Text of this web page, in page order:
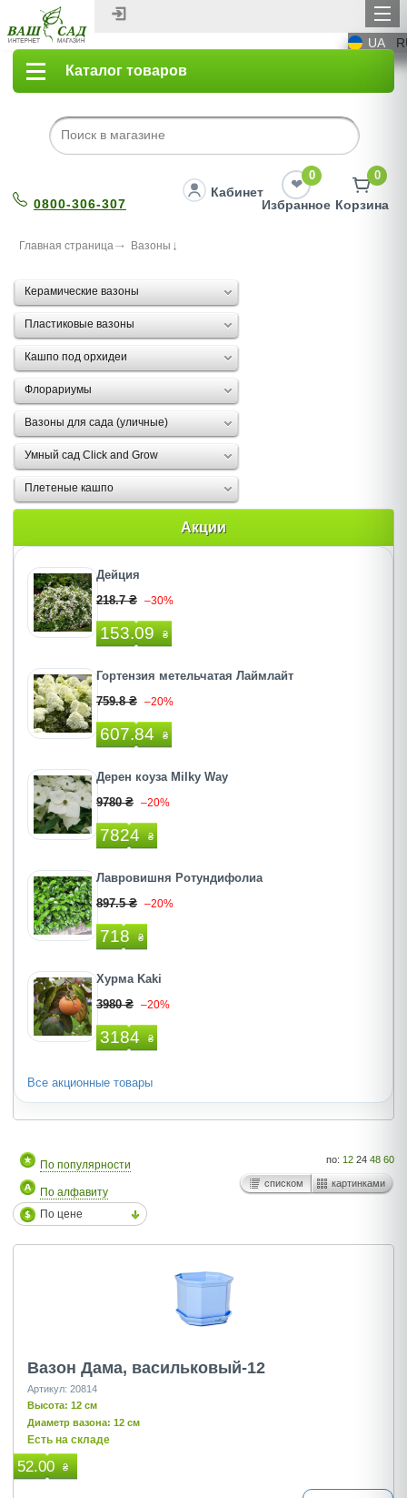
UA
Каталог товаров
0800-306-307
Кабинет
0
Избранное
0
Корзина
Главная страница Вазоны
Керамические вазоны
Пластиковые вазоны
Кашпо под орхидеи
Флорариумы
Вазоны для сада (уличные)
Умный сад Click and Grow
Плетеные кашпо
Акции
Дейция
218.7 ₴ –30%
153.09 ₴
Гортензия метельчатая Лаймлайт
759.8 ₴ –20%
607.84 ₴
Дерен коуза Milky Way
9780 ₴ –20%
7824 ₴
Лавровишня Ротундифолиа
897.5 ₴ –20%
718 ₴
Хурма Kaki
3980 ₴ –20%
3184 ₴
Все акционные товары
По популярности
По алфавиту
По цене
по: 12 24 48 60
списком картинками
Вазон Дама, васильковый-12
Артикул: 20814
Высота: 12 см
Диаметр вазона: 12 см
Есть на складе
52.00 ₴